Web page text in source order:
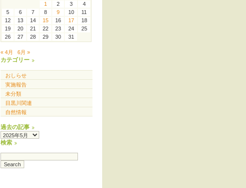
1
2 3
4
5
6 7 8 9 10
11
12
13 14 15 16 17
18
19
20 21 22 23 24
25
26
27 28 29 30 31
« 4月 6月 »
カテゴリー
おしらせ
実施報告
未分類
目黒川関連
自然情報
過去の記事
過
去
事
検索